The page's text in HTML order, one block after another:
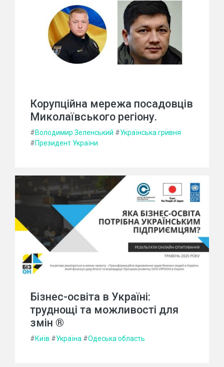
Корупційна мережа посадовців
Миколаївського регіону.
#Володимир Зеленський #Українська гривня
#Президент України
Бізнес-освіта в Україні:
труднощі та можливості для
змін ®
#Київ #Україна #Одеська область